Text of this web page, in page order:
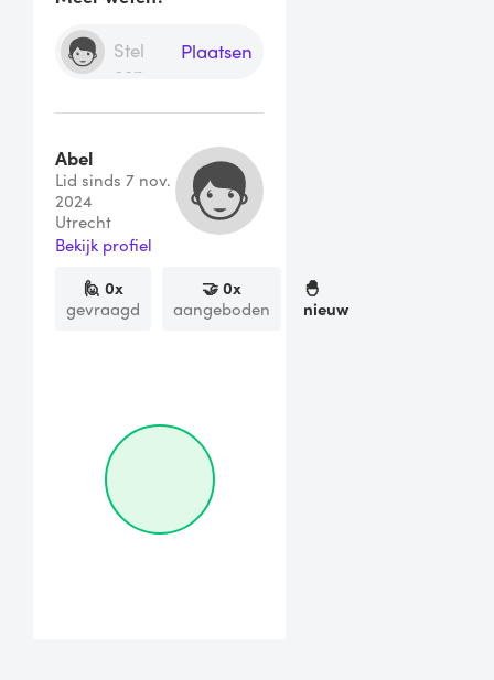
Plaatsen
Abel
Lid sinds 7 nov.
2024
Utrecht
Bekijk profiel
🙋 0x
gevraagd
🤝0x
aangeboden
🐣
nieuw